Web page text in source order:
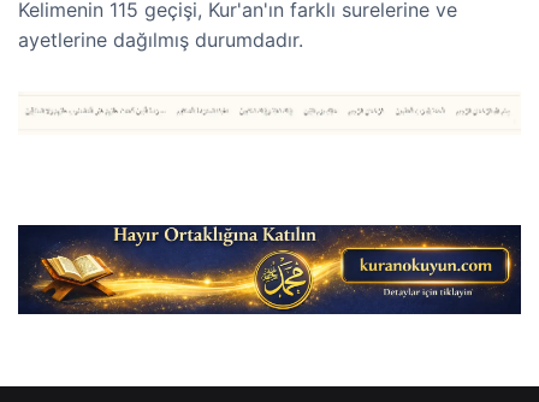
Kelimenin 115 geçişi, Kur'an'ın farklı surelerine ve
ayetlerine dağılmış durumdadır.